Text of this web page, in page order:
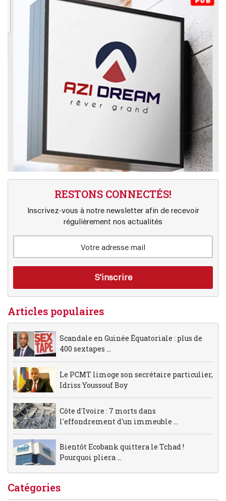
RESTONS CONNECTÉS!
Inscrivez-vous à notre newsletter afin de recevoir
régulièrement nos actualités
Articles populaires
Scandale en Guinée Équatoriale : plus de
400 sextapes ...
Le PCMT limoge son secrétaire particulier,
Idriss Youssouf Boy
Côte d'Ivoire : 7 morts dans
l'effondrement d'un immeuble ...
Bientôt Ecobank quittera le Tchad !
Pourquoi pliera ...
Catégories